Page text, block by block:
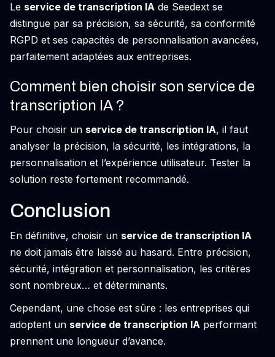
Le service de transcription IA de Seedext se
distingue par sa précision, sa sécurité, sa conformité
RGPD et ses capacités de personnalisation avancées,
parfaitement adaptées aux entreprises.
Comment bien choisir son service de
transcription IA ?
Pour choisir un service de transcription IA, il faut
analyser la précision, la sécurité, les intégrations, la
personnalisation et l’expérience utilisateur. Tester la
solution reste fortement recommandé.
Conclusion
En définitive, choisir un service de transcription IA
ne doit jamais être laissé au hasard. Entre précision,
sécurité, intégration et personnalisation, les critères
sont nombreux… et déterminants.
Cependant, une chose est sûre : les entreprises qui
adoptent un service de transcription IA performant
prennent une longueur d’avance.